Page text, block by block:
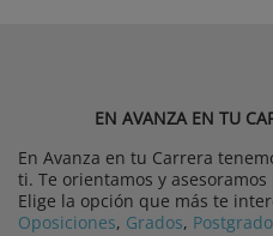
EN AVANZA EN TU
En Avanza en tu Carrera
ti. Te orientamos y
Elige la opción que más te
Oposiciones, Grados,